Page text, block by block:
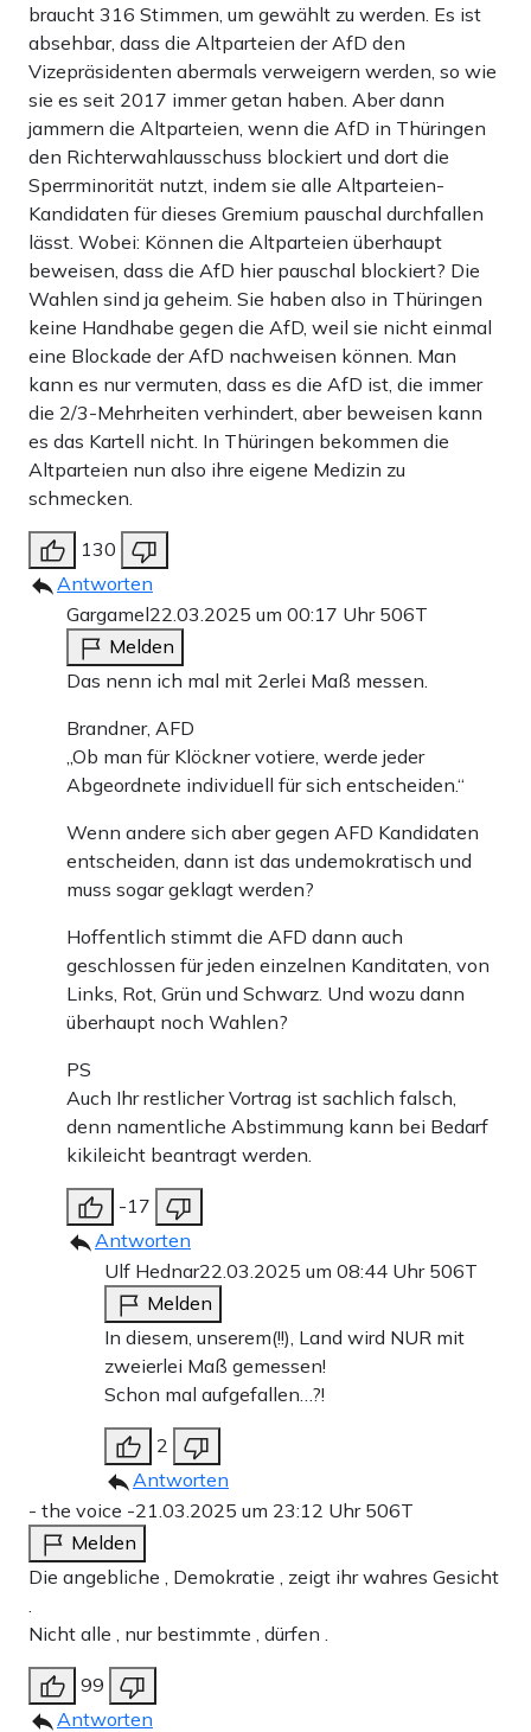
braucht 316 Stimmen, um gewählt zu werden. Es ist
absehbar, dass die Altparteien der AfD den
Vizepräsidenten abermals verweigern werden, so wie
sie es seit 2017 immer getan haben. Aber dann
jammern die Altparteien, wenn die AfD in Thüringen
den Richterwahlausschuss blockiert und dort die
Sperrminorität nutzt, indem sie alle Altparteien-
Kandidaten für dieses Gremium pauschal durchfallen
lässt. Wobei: Können die Altparteien überhaupt
beweisen, dass die AfD hier pauschal blockiert? Die
Wahlen sind ja geheim. Sie haben also in Thüringen
keine Handhabe gegen die AfD, weil sie nicht einmal
eine Blockade der AfD nachweisen können. Man
kann es nur vermuten, dass es die AfD ist, die immer
die 2/3-Mehrheiten verhindert, aber beweisen kann
es das Kartell nicht. In Thüringen bekommen die
Altparteien nun also ihre eigene Medizin zu
schmecken.
130
Antworten
Gargamel22.03.2025 um 00:17 Uhr 506T
Melden
Das nenn ich mal mit 2erlei Maß messen.
Brandner, AFD
„Ob man für Klöckner votiere, werde jeder
Abgeordnete individuell für sich entscheiden.“
Wenn andere sich aber gegen AFD Kandidaten
entscheiden, dann ist das undemokratisch und
muss sogar geklagt werden?
Hoffentlich stimmt die AFD dann auch
geschlossen für jeden einzelnen Kanditaten, von
Links, Rot, Grün und Schwarz. Und wozu dann
überhaupt noch Wahlen?
PS
Auch Ihr restlicher Vortrag ist sachlich falsch,
denn namentliche Abstimmung kann bei Bedarf
kikileicht beantragt werden.
-17
Antworten
Ulf Hednar22.03.2025 um 08:44 Uhr 506T
Melden
In diesem, unserem(!!), Land wird NUR mit
zweierlei Maß gemessen!
Schon mal aufgefallen…?!
2
Antworten
- the voice -21.03.2025 um 23:12 Uhr 506T
Melden
Die angebliche ‚ Demokratie ‚ zeigt ihr wahres Gesicht
Nicht alle , nur bestimmte , dürfen .
99
Antworten